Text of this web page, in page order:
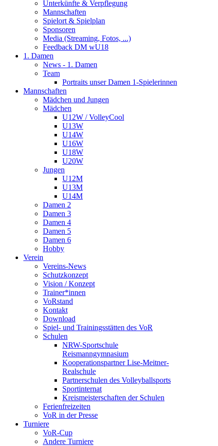
Unterkünfte & Verpflegung
Mannschaften
Spielort & Spielplan
Sponsoren
Media (Streaming, Fotos, ...)
Feedback DM wU18
1. Damen
News - 1. Damen
Team
Portraits unser Damen 1-Spielerinnen
Mannschaften
Mädchen und Jungen
Mädchen
U12W / VolleyCool
U13W
U14W
U16W
U18W
U20W
Jungen
U12M
U13M
U14M
Damen 2
Damen 3
Damen 4
Damen 5
Damen 6
Hobby
Verein
Vereins-News
Schutzkonzept
Vision / Konzept
Trainer*innen
VoRstand
Kontakt
Download
Spiel- und Trainingsstätten des VoR
Schulen
NRW-Sportschule
Reismanngymnasium
Kooperationspartner Lise-Meitner-
Realschule
Partnerschulen des Volleyballsports
Sportinternat
Kreismeisterschaften der Schulen
Ferienfreizeiten
VoR in der Presse
Turniere
VoR-Cup
Andere Turniere